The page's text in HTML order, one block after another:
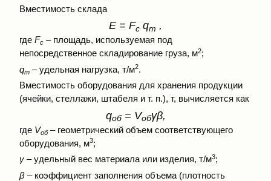
Вместимость склада
E = Fс qm ,
где Fс – площадь, используемая под
непосредственное складирование груза, м2;
qm – удельная нагрузка, т/м2.
Вместимость оборудования для хранения продукции
(ячейки, стеллажи, штабеля и т. п.), т, вычисляется как
qоб= Vобγβ,
где Vоб– геометрический объем соответствующего
оборудования, м3;
γ – удельный вес материала или изделия, т/м3;
β – коэффициент заполнения объема (плотность